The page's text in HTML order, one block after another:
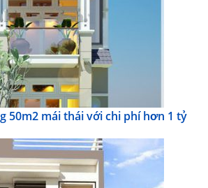
50m2 mái thái với chi phí hơn 1 tỷ